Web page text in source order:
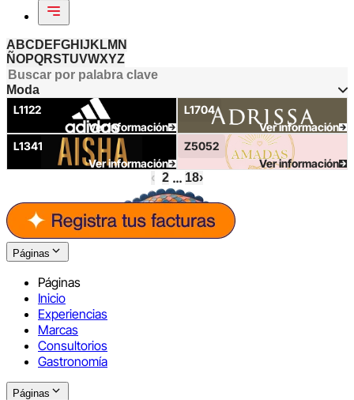
A BC D E FGH J K LM N
ÑOPQRSTUVWXYZ
Moda
L1122
Ver información
L1704
Ver información
L1341
Ver información
Z5052
Ver información
‹ 2 … 18›
Páginas
Páginas
Inicio
Experiencias
Marcas
Consultorios
Gastronomía
Páginas